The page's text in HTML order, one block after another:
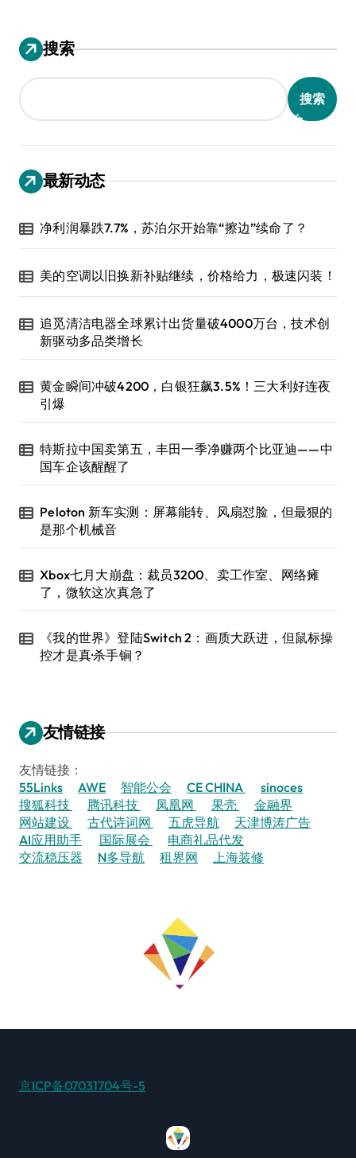
搜索
搜索
最新动态
净利润暴跌7.7%，苏泊尔开始靠“擦边”续命了？
美的空调以旧换新补贴继续，价格给力，极速闪装！
追觅清洁电器全球累计出货量破4000万台，技术创
新驱动多品类增长
黄金瞬间冲破4200，白银狂飙3.5%！三大利好连夜
引爆
特斯拉中国卖第五，丰田一季净赚两个比亚迪——中
国车企该醒醒了
Peloton 新车实测：屏幕能转、风扇怼脸，但最狠的
是那个机械音
Xbox七月大崩盘：裁员3200、卖工作室、网络瘫
了，微软这次真急了
《我的世界》登陆Switch 2：画质大跃进，但鼠标操
控才是真·杀手锏？
友情链接
友情链接：
55Links
AWE 智能公会 CE CHINA
sinoces
搜狐科技
腾讯科技 凤凰网 果壳
金融界
网站建设
古代诗词网 五虎导航
天津博涛广告
AI应用助手
国际展会
电商礼品代发
交流稳压器
N多导航 租界网 上海装修
京ICP备07031704号-5